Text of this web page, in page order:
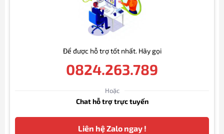
Để được hỗ trợ tốt nhất. Hãy gọi
0824.263.789
Hoặc
Chat hỗ trợ trực tuyến
Liên hệ Zalo ngay !